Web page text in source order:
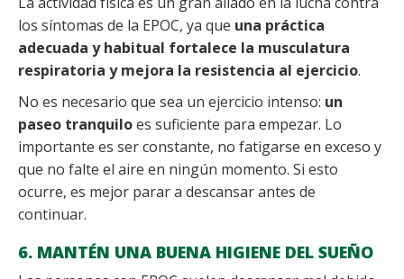
los síntomas de la EPOC, ya que una práctica
adecuada y habitual fortalece la musculatura
respiratoria y mejora la resistencia al ejercicio.
No es necesario que sea un ejercicio intenso: un
paseo tranquiloes suficiente para empezar. Lo
importante es ser constante, no fatigarse en exceso y
que no falte el aire en ningún momento. Si esto
ocurre, es mejor parar a descansar antes de
continuar.
6. MANTÉN UNA BUENA HIGIENE DEL SUEÑO